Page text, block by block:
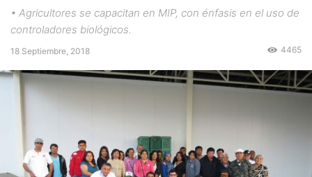
• Agricultores se capacitan en MIP, con énfasis en el uso de
controladores biológicos.
18 Septiembre, 2018 4465